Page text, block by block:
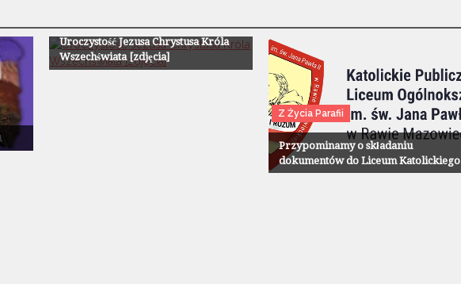
Uroczystość Jezusa Chrystusa Króla
Wszechświata [zdjęcia]
Z Życia Parafii
Przypominamy o składaniu
dokumentów do Liceum Katolickiego